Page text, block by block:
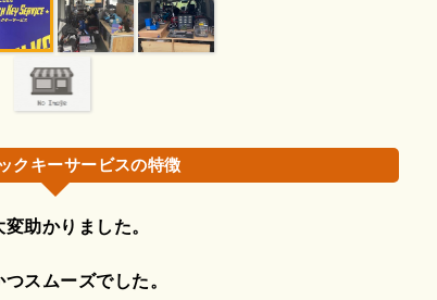
クキーサービスの特徴
助かりました。
スムーズでした。